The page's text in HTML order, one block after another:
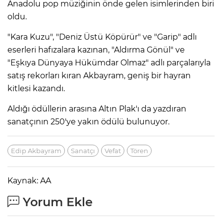
Anadolu pop müziğinin önde gelen isimlerinden biri
oldu.
"Kara Kuzu", "Deniz Üstü Köpürür" ve "Garip" adlı
eserleri hafızalara kazınan, "Aldırma Gönül" ve
"Eşkıya Dünyaya Hükümdar Olmaz" adlı parçalarıyla
satış rekorları kıran Akbayram, geniş bir hayran
kitlesi kazandı.
Aldığı ödüllerin arasına Altın Plak'ı da yazdıran
sanatçının 250'ye yakın ödülü bulunuyor.
Edip Akbayram Sanatçı Vefat Tören
Kaynak: AA
Yorum Ekle